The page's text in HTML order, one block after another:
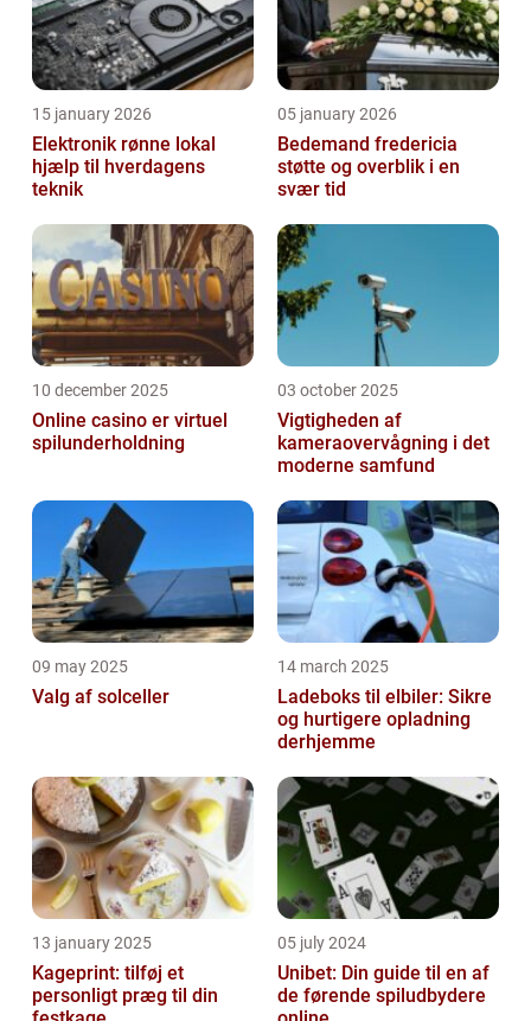
15 january 2026
Elektronik rønne lokal
hjælp til hverdagens
teknik
05 january 2026
Bedemand fredericia
støtte og overblik i en
svær tid
10 december 2025
Online casino er virtuel
spilunderholdning
03 october 2025
Vigtigheden af
kameraovervågning i det
moderne samfund
09 may 2025
Valg af solceller
14 march 2025
Ladeboks til elbiler: Sikre
og hurtigere opladning
derhjemme
13 january 2025
Kageprint: tilføj et
personligt præg til din
05 july 2024
Unibet: Din guide til en af
de førende spiludbydere